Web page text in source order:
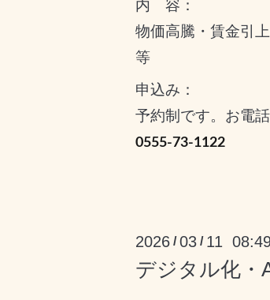
内 容：
物価高騰・賃金引
等
申込み：
予約制です。お電
0555-73-1122
2026 /03 / 11
デジタル化